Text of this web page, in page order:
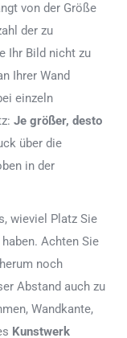
von der Größe
der zu
Ihr Bild nicht zu
Ihrer Wand
einzeln
Je größer, desto
über die
in der
wieviel Platz Sie
Achten Sie
noch
Abstand auch zu
Wandkante,
Kunstwerk